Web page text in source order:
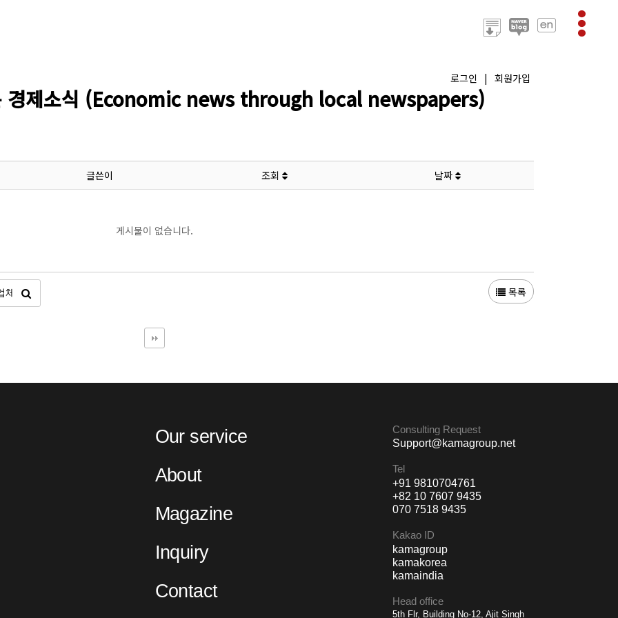
로그인 | 회원가입
경제소식 (Economic news through local newspapers)
글쓴이 조회 날짜
게시물이 없습니다.
목록
Our service
About
Magazine
Inquiry
Contact
Consulting Request
Support@kamagroup.net
Tel
+91 9810704761
+82 10 7607 9435
070 7518 9435
Kakao ID
kamagroup
kamakorea
kamaindia
Head office
5th Flr, Building No-12, Ajit Singh